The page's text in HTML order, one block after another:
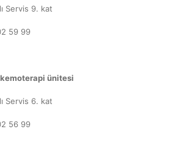
Servis 9. kat
59 99
ünitesi
Servis 6. kat
56 99